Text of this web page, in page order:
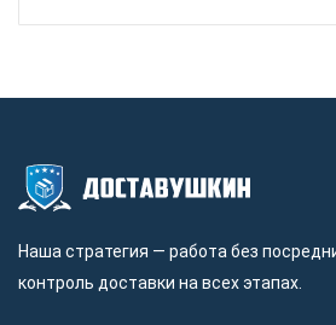
Наша стратегия — работа без
контроль доставки на всех этапах.